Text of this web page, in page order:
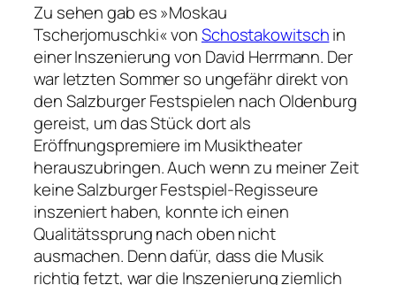
Zu sehen gab es »Moskau
Tscherjomuschki« vonSchostakowitschin
einer Inszenierung von David Herrmann. Der
war letzten Sommer so ungefähr direkt von
den Salzburger Festspielen nach Oldenburg
gereist, um das Stück dort als
Eröffnungspremiere im Musiktheater
herauszubringen. Auch wenn zu meiner Zeit
keine Salzburger Festspiel-Regisseure
inszeniert haben, konnte ich einen
Qualitätssprung nach oben nicht
ausmachen. Denn dafür, dass die Musik
richtig fetzt, war die Inszenierung ziemlich